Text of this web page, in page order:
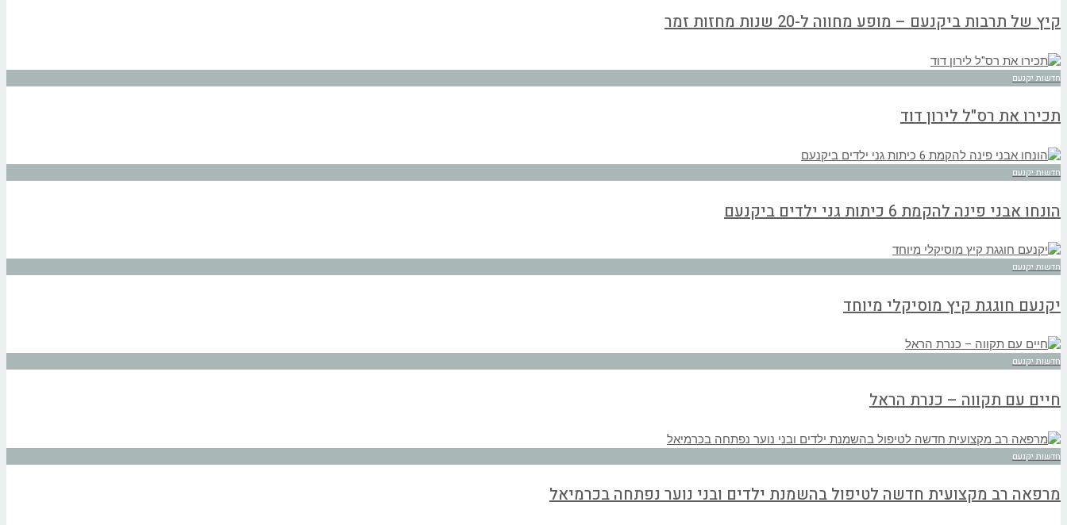
קיץ של תרבות ביקנעם – מופע מחווה ל-20 שנות מחזות זמר
חדשות יקנעם
תכירו את רס"ל לירון דוד
חדשות יקנעם
הונחו אבני פינה להקמת 6 כיתות גני ילדים ביקנעם
חדשות יקנעם
יקנעם חוגגת קיץ מוסיקלי מיוחד
חדשות יקנעם
חיים עם תקווה – כנרת הראל
חדשות יקנעם
מרפאה רב מקצועית חדשה לטיפול בהשמנת ילדים ובני נוער נפתחה בכרמיאל